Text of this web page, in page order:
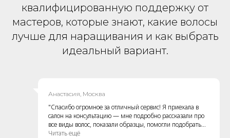
квалифицированную поддержку от
мастеров, которые знают, какие волосы
лучше для наращивания и как выбрать
идеальный вариант.
Анастасия, Москва
"Спасибо огромное за отличный сервис! Я приехала в
салон на консультацию — мне подробно рассказали про
все виды волос, показали образцы, помогли подобрать
оттенок. Через день пришла на наращивание —
Читать ещё